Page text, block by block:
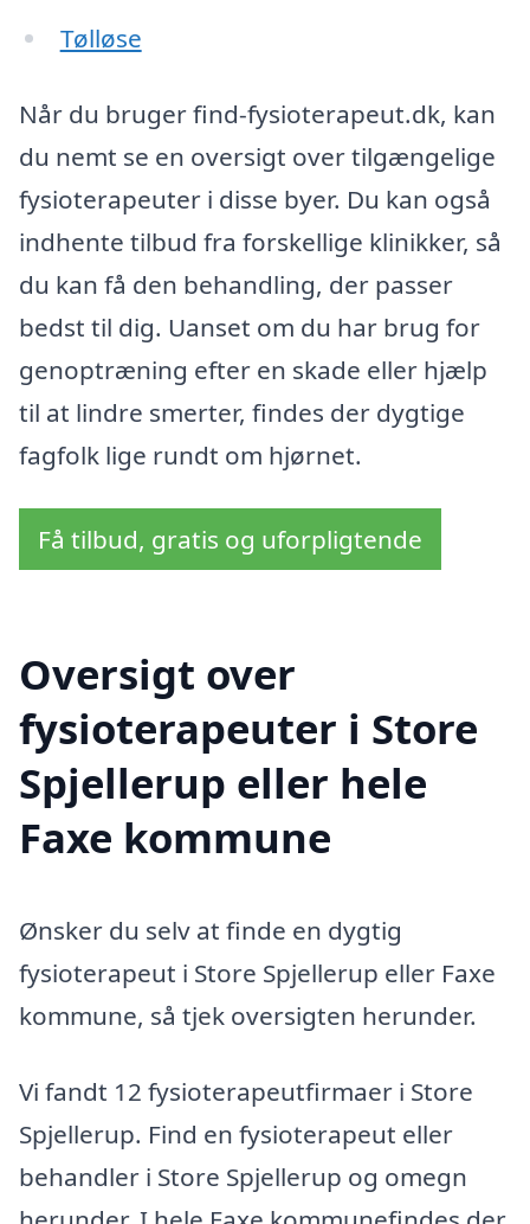
Tølløse
Når du bruger find-fysioterapeut.dk, kan
du nemt se en oversigt over tilgængelige
fysioterapeuter i disse byer. Du kan også
indhente tilbud fra forskellige klinikker, så
du kan få den behandling, der passer
bedst til dig. Uanset om du har brug for
genoptræning efter en skade eller hjælp
til at lindre smerter, findes der dygtige
fagfolk lige rundt om hjørnet.
Få tilbud, gratis og uforpligtende
Oversigt over
fysioterapeuter i Store
Spjellerup eller hele
Faxe kommune
Ønsker du selv at finde en dygtig
fysioterapeut i Store Spjellerup eller Faxe
kommune, så tjek oversigten herunder.
Vi fandt 12 fysioterapeutfirmaer i Store
Spjellerup. Find en fysioterapeut eller
behandler i Store Spjellerup og omegn